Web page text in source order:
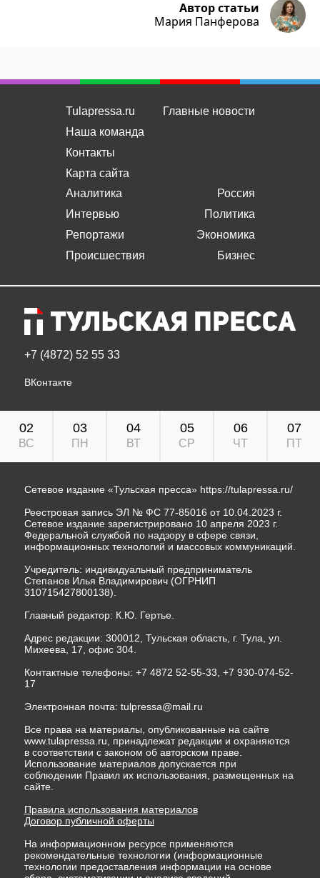
Автор статьи
Мария Панферова
Tulapressa.ru
Наша команда
Контакты
Карта сайта
Главные новости
Аналитика
Интервью
Репортажи
Происшествия
Россия
Политика
Экономика
Бизнес
+7 (4872) 52 55 33
ВКонтакте
02
ВС
03
ПН
04
ВТ
05
СР
06
ЧТ
07
ПТ
Сетевое издание «Тульская пресса» https://tulapressa.ru/
Реестровая запись ЭЛ № ФС 77-85016 от 10.04.2023 г.
Сетевое издание зарегистрировано 10 апреля 2023 г.
Федеральной службой по надзору в сфере связи,
информационных технологий и массовых коммуникаций.
Учредитель: индивидуальный предприниматель
Степанов Илья Владимирович (ОГРНИП
310715427800138).
Главный редактор: К.Ю. Гертье.
Адрес редакции: 300012, Тульская область, г. Тула, ул.
Михеева, 17, офис 304.
Контактные телефоны: +7 4872 52-55-33, +7 930-074-52-
17
Электронная почта: tulpressa@mail.ru
Все права на материалы, опубликованные на сайте
www.tulapressa.ru, принадлежат редакции и охраняются
в соответствии с законом об авторском праве.
Использование материалов допускается при
соблюдении Правил их использования, размещенных на
сайте.
Правила использования материалов
Договор публичной оферты
На информационном ресурсе применяются
рекомендательные технологии (информационные
технологии предоставления информации на основе